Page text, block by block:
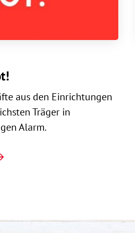
aus den Einrichtungen
Träger in
Alarm.